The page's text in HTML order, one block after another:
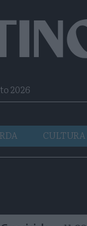
2026
CULTURA